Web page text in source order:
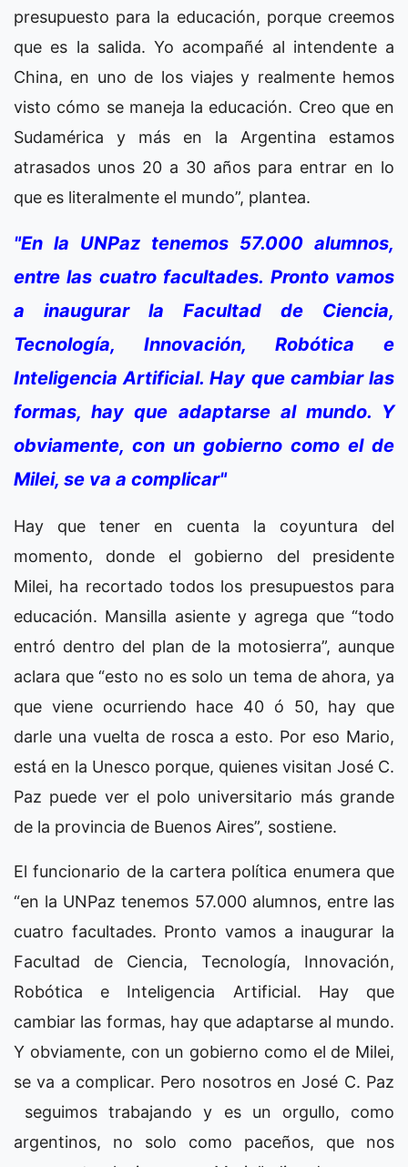
presupuesto para la educación, porque creemos
que es la salida. Yo acompañé al intendente a
China, en uno de los viajes y realmente hemos
visto cómo se maneja la educación. Creo que en
Sudamérica y más en la Argentina estamos
atrasados unos 20 a 30 años para entrar en lo
que es literalmente el mundo”, plantea.
"En la UNPaz tenemos 57.000 alumnos,
entre las cuatro facultades. Pronto vamos
a inaugurar la Facultad de Ciencia,
Tecnología, Innovación, Robótica e
Inteligencia Artificial. Hay que cambiar las
formas, hay que adaptarse al mundo. Y
obviamente, con un gobierno como el de
Milei, se va a complicar"
Hay que tener en cuenta la coyuntura del
momento, donde el gobierno del presidente
Milei, ha recortado todos los presupuestos para
educación. Mansilla asiente y agrega que “todo
entró dentro del plan de la motosierra”, aunque
aclara que “esto no es solo un tema de ahora, ya
que viene ocurriendo hace 40 ó 50, hay que
darle una vuelta de rosca a esto. Por eso Mario,
está en la Unesco porque, quienes visitan José C.
Paz puede ver el polo universitario más grande
de la provincia de Buenos Aires”, sostiene.
El funcionario de la cartera política enumera que
“en la UNPaz tenemos 57.000 alumnos, entre las
cuatro facultades. Pronto vamos a inaugurar la
Facultad de Ciencia, Tecnología, Innovación,
Robótica e Inteligencia Artificial. Hay que
cambiar las formas, hay que adaptarse al mundo.
Y obviamente, con un gobierno como el de Milei,
se va a complicar. Pero nosotros en José C. Paz
seguimos trabajando y es un orgullo, como
argentinos, no solo como paceños, que nos